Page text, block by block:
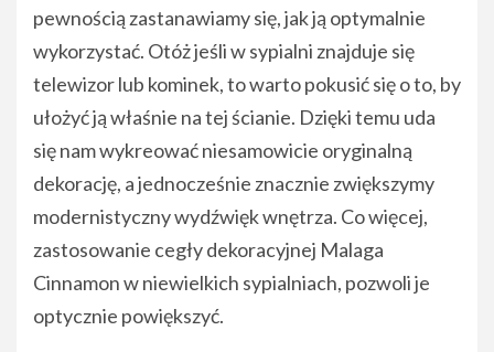
pewnością zastanawiamy się, jak ją optymalnie
wykorzystać. Otóż jeśli w sypialni znajduje się
telewizor lub kominek, to warto pokusić się o to, by
ułożyć ją właśnie na tej ścianie. Dzięki temu uda
się nam wykreować niesamowicie oryginalną
dekorację, a jednocześnie znacznie zwiększymy
modernistyczny wydźwięk wnętrza. Co więcej,
zastosowanie cegły dekoracyjnej Malaga
Cinnamon w niewielkich sypialniach, pozwoli je
optycznie powiększyć.